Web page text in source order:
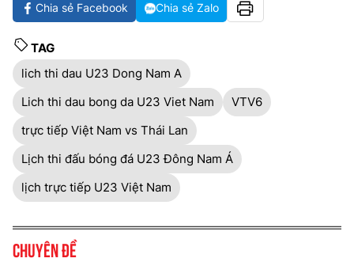
Chia sẻ Facebook Chia sẻ Zalo
TAG
lich thi dau U23 Dong Nam A
Lich thi dau bong da U23 Viet Nam
VTV6
trực tiếp Việt Nam vs Thái Lan
Lịch thi đấu bóng đá U23 Đông Nam Á
lịch trực tiếp U23 Việt Nam
Chuyên đề